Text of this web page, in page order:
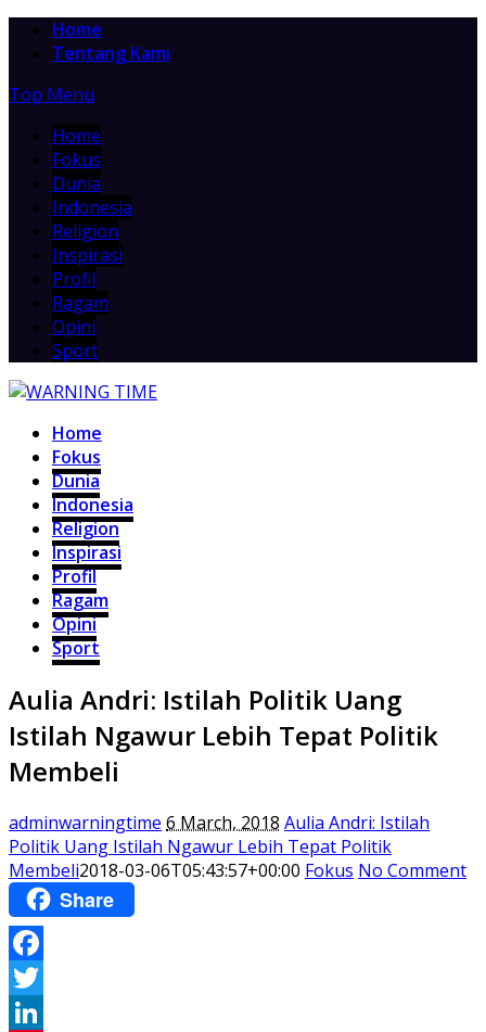
Home
Tentang Kami
Top Menu
Home
Fokus
Dunia
Indonesia
Religion
Inspirasi
Profil
Ragam
Opini
Sport
Home
Fokus
Dunia
Indonesia
Religion
Inspirasi
Profil
Ragam
Opini
Sport
Aulia Andri: Istilah Politik Uang
Istilah Ngawur Lebih Tepat Politik
Membeli
adminwarningtime 6 March, 2018 Aulia Andri: Istilah
Politik Uang Istilah Ngawur Lebih Tepat Politik
Membeli2018-03-06T05:43:57+00:00 Fokus No Comment
Share
Facebook
Twitter